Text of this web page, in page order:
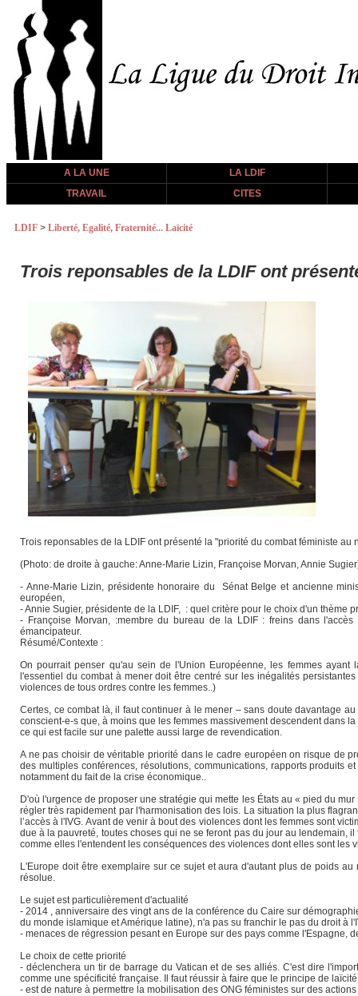
A LA UNE
LA LDIF
TRAVAIL
CITES
LDIF > Liberté, Egalité, Fraternité... Laïcité
Trois reponsables de la LDIF ont
Trois reponsables de la LDIF ont présenté la "priorité du combat féministe
(Photo: de droite à gauche: Anne-Marie Lizin, Françoise Morvan, Annie
- Anne-Marie Lizin, présidente honoraire du Sénat Belge et ancienne
européen,
- Annie Sugier, présidente de la LDIF, : quel critère pour le choix d'un thème
- Françoise Morvan, :membre du bureau de la LDIF : freins dans
émancipateur.
Résumé/Contexte :
On pourrait penser qu'au sein de l'Union Européenne, les femmes
l'essentiel du combat à mener doit être centré sur les inégalités
violences de tous ordres contre les femmes..)
Certes, ce combat là, il faut continuer à le mener – sans doute davantage
conscient-e-s que, à moins que les femmes massivement descendent dans
ce qui est facile sur une palette aussi large de revendication.
A ne pas choisir de véritable priorité dans le cadre européen on risque de
des multiples conférences, résolutions, communications, rapports produits
notamment du fait de la crise économique..
D'où l'urgence de proposer une stratégie qui mette les États au « pied du
régler très rapidement par l'harmonisation des lois. La situation la plus
l’accès à l'IVG. Avant de venir à bout des violences dont les femmes sont
due à la pauvreté, toutes choses qui ne se feront pas du jour au lendemain,
comme elles l'entendent les conséquences des violences dont elles sont les
L'Europe doit être exemplaire sur ce sujet et aura d'autant plus de poids
résolue.
Le sujet est particulièrement d'actualité
- 2014 , anniversaire des vingt ans de la conférence du Caire sur
du monde islamique et Amérique latine), n'a pas su franchir le pas du droit à
- menaces de régression pesant en Europe sur des pays comme l'Espagne,
Le choix de cette priorité
- déclenchera un tir de barrage du Vatican et de ses alliés. C'est dire
comme une spécificité française. Il faut réussir à faire que le principe de
- est de nature à permettre la mobilisation des ONG féministes sur des